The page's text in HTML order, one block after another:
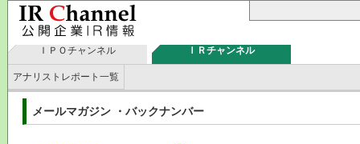
ＩＰＯチャンネル ＩＲチャンネル
アナリストレポート一覧
メールマガジン ・バックナンバー